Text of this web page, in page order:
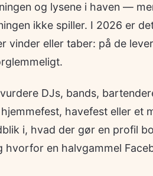
og lysene i haven —
ikke spiller. I 2026 er
vinder eller taber: på de
DJs, bands,
havefest eller et
i, hvad der gør en profil
en halvgammel